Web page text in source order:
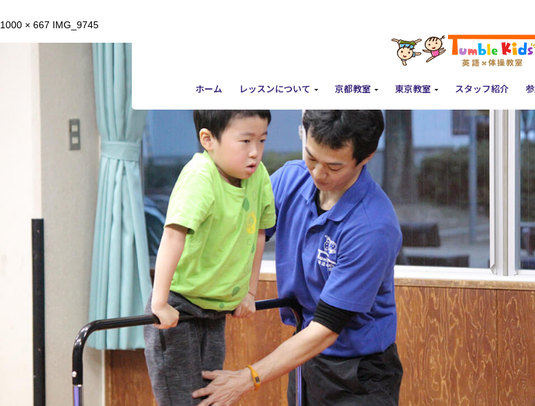
ホーム レッスンについて 京都教室 東京教室 スタッフ紹介
1000 × 667 IMG_9745